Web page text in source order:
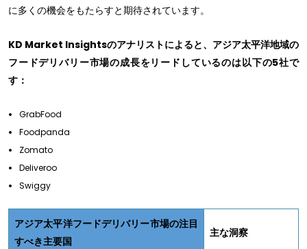
に多くの機会をもたらすと期待されています。
KD Market Insightsのアナリストによると、アジア太平洋地域の
フードデリバリー市場の成長をリードしているのは以下の5社で
す：
GrabFood
Foodpanda
Zomato
Deliveroo
Swiggy
アジア太平洋フードデリバリー市場の注目
すべき主要国
主な洞察